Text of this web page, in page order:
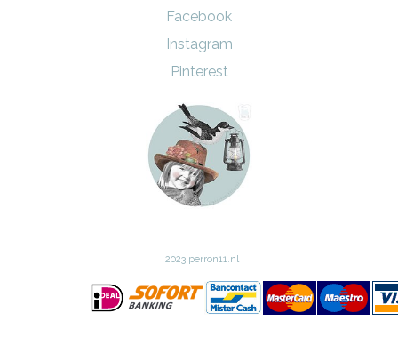
Facebook
Instagram
Pinterest
2023 perron11.nl